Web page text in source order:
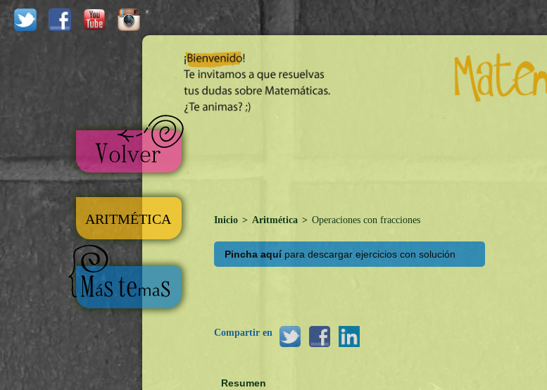
Inicio > Aritmética > Operaciones con fracciones
Pincha aquípara descargar ejercicios con solución
Compartir en
Resumen
ARITMÉTICA